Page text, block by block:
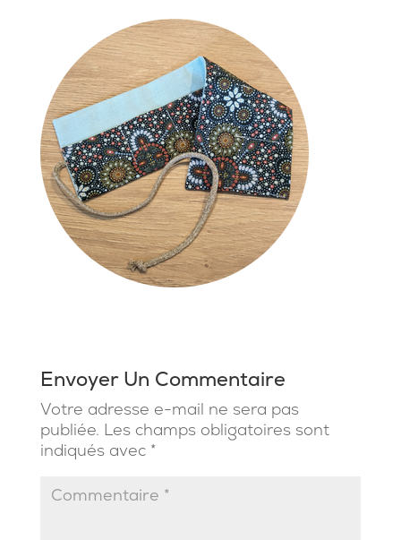
Envoyer Un Commentaire
Votre adresse e-mail ne sera pas
publiée. Les champs obligatoires sont
indiqués avec *